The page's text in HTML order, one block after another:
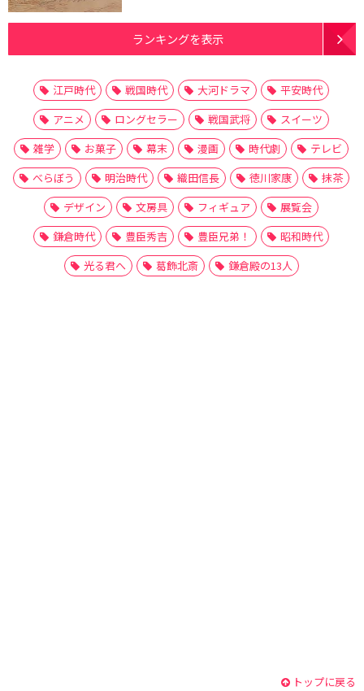
ランキングを表示
江戸時代 戦国時代 大河ドラマ
平安時代
アニメ
ロングセラー 戦国武将
スイーツ
雑学
お菓子 幕末 漫画 時代劇
テレビ
べらぼう
明治時代 織田信長 徳川家康
抹茶
デザイン
文房具 フィギュア
展覧会
鎌倉時代
豊臣秀吉 豊臣兄弟！
昭和時代
光る君へ
葛飾北斎 鎌倉殿の13人
トップに戻る